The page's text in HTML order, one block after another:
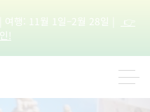
여행: 11월 1일–2월 28일 |
👉
!